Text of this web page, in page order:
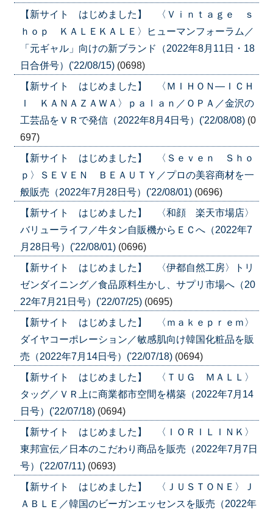
【新サイト はじめました】 〈Ｖｉｎｔａｇｅ ｓ
ｈｏｐ ＫＡＬＥＫＡＬＥ〉ヒューマンフォーラム／
「元ギャル」向けの新ブランド（2022年8月11日・18
日合併号）('22/08/15) (0698)
【新サイト はじめました】 〈ＭＩＨＯＮ―ＩＣＨ
Ｉ ＫＡＮＡＺＡＷＡ〉ｐａｌａｎ／ＯＰＡ／金沢の
工芸品をＶＲで発信（2022年8月4日号）('22/08/08) (0
697)
【新サイト はじめました】 〈Ｓｅｖｅｎ Ｓｈｏ
ｐ〉ＳＥＶＥＮ ＢＥＡＵＴＹ／プロの美容商材を一
般販売（2022年7月28日号）('22/08/01) (0696)
【新サイト はじめました】 〈和顔 楽天市場店〉
バリューライフ／牛タン自販機からＥＣへ（2022年7
月28日号）('22/08/01) (0696)
【新サイト はじめました】 〈伊都自然工房〉トリ
ゼンダイニング／食品原料生かし、サプリ市場へ（20
22年7月21日号）('22/07/25) (0695)
【新サイト はじめました】 〈ｍａｋｅｐｒｅｍ〉
ダイヤコーポレーション／敏感肌向け韓国化粧品を販
売（2022年7月14日号）('22/07/18) (0694)
【新サイト はじめました】 〈ＴＵＧ ＭＡＬＬ〉
タッグ／ＶＲ上に商業都市空間を構築（2022年7月14
日号）('22/07/18) (0694)
【新サイト はじめました】 〈ＩＯＲＩＬＩＮＫ〉
東邦宣伝／日本のこだわり商品を販売（2022年7月7日
号）('22/07/11) (0693)
【新サイト はじめました】 〈ＪＵＳＴＯＮＥ〉Ｊ
ＡＢＬＥ／韓国のビーガンエッセンスを販売（2022年